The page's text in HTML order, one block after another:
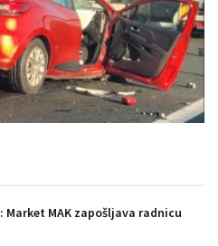
Market MAK zapošljava radnicu